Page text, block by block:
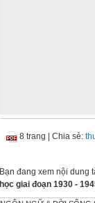
8 trang Chia sẻ:
Bạn đang xem nội dung
học giai đoạn 1930 -